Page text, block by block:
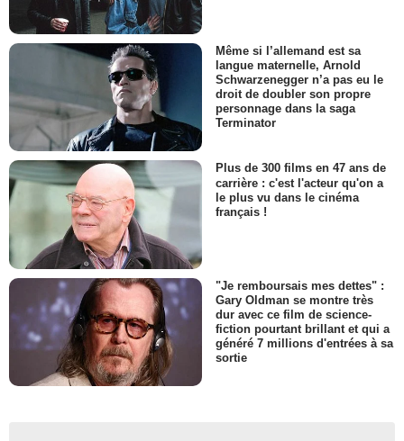
Même si l’allemand est sa
langue maternelle, Arnold
Schwarzenegger n’a pas eu le
droit de doubler son propre
personnage dans la saga
Terminator
Plus de 300 films en 47 ans de
carrière : c'est l'acteur qu'on a
le plus vu dans le cinéma
français !
"Je remboursais mes dettes" :
Gary Oldman se montre très
dur avec ce film de science-
fiction pourtant brillant et qui a
généré 7 millions d'entrées à sa
sortie